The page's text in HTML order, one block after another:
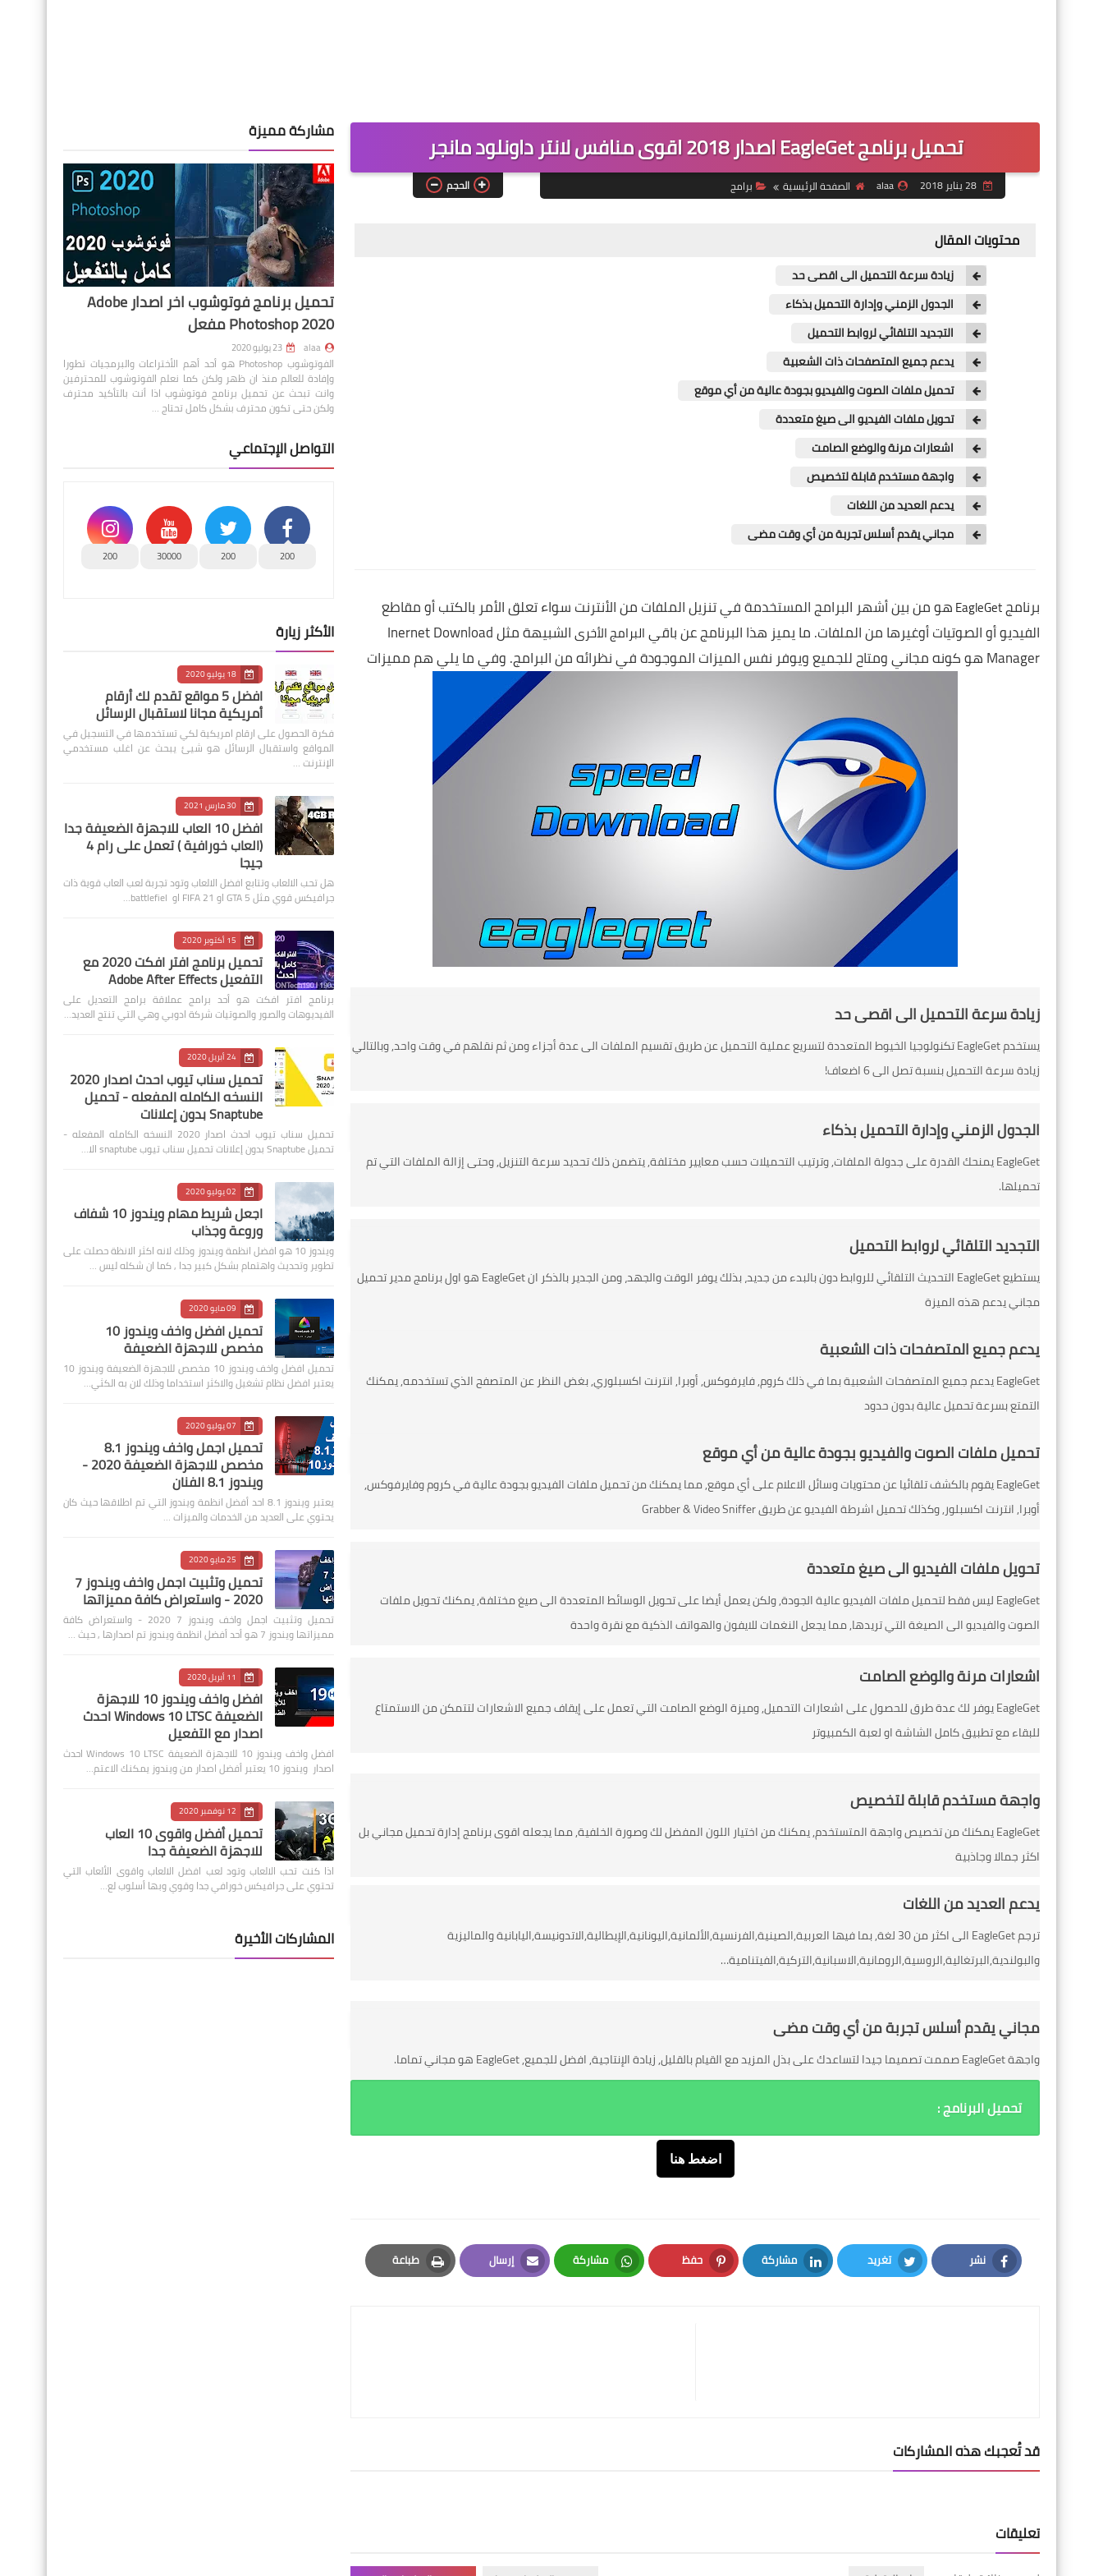
تحميل برنامج EagleGet اصدار 2018 اقوى منافس لانتر داونلود مانجر
alaa الصفحة الرئيسية برامج الحجم
محتويات المقال
زيادة سرعة التحميل الى اقصى حد
الجدول الزمني وإدارة التحميل بذكاء
التجديد التلقائي لروابط التحميل
يدعم جميع المتصفحات ذات الشعبية
تحميل ملفات الصوت والفيديو بجودة عالية من أي موقع
تحويل ملفات الفيديو الى صيغ متعددة
اشعارات مرنة والوضع الصامت
واجهة مستخدم قابلة لتخصيص
يدعم العديد من اللغات
مجاني يقدم أسلس تجربة من أي وقت مضى
برنامجEagleGetهو من بين أشهر البرامج المستخدمة في تنزيل الملفات من الأنترنت سواء تعلق الأمر بالكتب أو مقاطع
الفيديو أو الصوتيات أوغيرها من الملفات. ما يميز هذا البرنامج عن باقيالبرامج الأخرى
الشبيهة مثل Inernet Download
Manager هو كونه مجاني ومتاح للجميع ويوفر نفس الميزات الموجودة في نظرائه من البرامج. وفي ما يلي هم مميزات
زيادة سرعة التحميل الى اقصى حد
يستخدم EagleGet تكنولوجيا الخيوط المتعددة لتسريع عملية التحميل عن طريق تقسيم الملفات الى عدة أجزاء ومن ثم نقلهم في وقت واحد, وبالتالي
زيادة سرعة التحميل بنسبة تصل الى 6 اضعاف!
الجدول الزمني وإدارة التحميل بذكاء
EagleGet يمنحك القدرة على جدولة الملفات, وترتيب التحميلات حسب معايير مختلفة, يتضمن ذلك تحديد سرعة التنزيل, وحتى إزالة الملفات التي تم
تحميلها.
التجديد التلقائي لروابط التحميل
يستطيع EagleGet التحديث التلقائي للروابط دون بالبدء من جديد، بذلك يوفر الوقت والجهد، ومن الجدير بالذكر ان EagleGet هو اول برنامج مدير تحميل
مجاني يدعم هذه الميزة
يدعم جميع المتصفحات ذات الشعبية
EagleGet يدعم جميع المتصفحات الشعبية بما في ذلك كروم, فايرفوكس, أوبرا, انترنت اكسبلوري, بغض النظر عن المتصفح الذي تستخدمه, يمكنك
التمتع بسرعة تحميل عالية بدون حدود
تحميل ملفات الصوت والفيديو بجودة عالية من أي موقع
EagleGet يقوم بالكشف تلقائيا عن محتويات وسائل الاعلام على أي موقع, مما يمكنك من تحميل ملفات الفيديو بجودة عالية في كروم وفايرفوكس,
أوبرا, انترنت اكسبلور, وكذلك تحميل اشرطة الفيديو عن طريق Grabber & Video Sniffer
تحويل ملفات الفيديو الى صيغ متعددة
EagleGet ليس فقط لتحميل ملفات الفيديو عالية الجودة, ولكن يعمل أيضا على تحويل الوسائط المتعددة الى صيغ مختلفة, يمكنك تحويل ملفات
الصوت والفيديو الى الصيغة التي تريدها, مما يجعل النغمات للايفون والهواتف الذكية مع نقرة واحدة
اشعارات مرنة والوضع الصامت
EagleGet يوفر لك عدة طرق للحصول على اشعارات التحميل, وميزة الوضع الصامت التي تعمل على إيقاف جميع الاشعارات لتتمكن من الاستمتاع
للبقاء مع تطبيق كامل الشاشة او لعبة الكمبيوتر
واجهة مستخدم قابلة لتخصيص
EagleGet يمكنك من تخصيص واجهة المتستخدم, يمكنك من اختيار اللون المفضل لك وصورة الخلفية, مما يجعله اقوى برنامج إدارة تحميل مجاني بل
اكثر جمالا وجاذبية
يدعم العديد من اللغات
ترجم EagleGet الى اكثر من 30 لغة, بما فيها العربية,الصينية,الفرنسية,الألمانية,اليونانية,الإيطالية,الاتدونيسة,اليابانية والماليزية
والبولندية,البرتغالية,الروسية,الرومانية,الاسبانية,التركية,الفيتنامية…
مجاني يقدم أسلس تجربة من أي وقت مضى
واجهة EagleGet صممت تصميما جيدا لتساعدك على بذل المزيد مع القيام بالقليل, زيادة الإنتاجية, افضل للجميع, EagleGet هو مجاني تماما.
تحميل البرنامج :
اضغط هنا
نشر
Facebook
تغريد
Twitter
مشاركة
LinkedIn
حفظ
Pinterest
مشاركة
Whatsapp
إرسال
Email
طباعة
Print
قد تُعجبك هذه المشاركات
تعليقات
مشاركة مميزة
تحميل برنامج فوتوشوب اخر اصدار Adobe
Photoshop 2020 مفعل
alaa 23 يوليو 2020
الفوتوشوب Photoshop هو أحد أهم الأختراعات والبرمجيات تطورا
وإفادة للعالم منذ ان ظهر ولكن كما نعلم الفوتوشوب للمحترفين
وانت تبحث عن تحميل برنامج فوتوشوب اذا أنت بالتأكيد محترف
ولكن حتى تكون محترف بشكل كامل تحتاج …
التواصل الإجتماعي
200
200
30000
200
الأكثر زيارة
18 يوليو 2020
افضل 5 مواقع تقدم لك أرقام
أمريكية مجانا لاستقبال الرسائل
فكرة الحصول على ارقام امريكية لكي تستخدمها في التسجيل في
المواقع واستقبال الرسائل هو شيئ يبحث عن اغلب مستخدمي
الإنترنت …
30 مارس 2021
افضل 10 العاب للاجهزة الضعيفة جدا
(العاب خورافية ) تعمل على رام 4
جيجا
هل تحب الالعاب وتتابع افضل الالعاب وتود تجربة لعب العاب قوية ذات
جرافيكس قوي مثل GTA 5 او FIFA 21 او battlefiel…
15 أكتوبر 2020
تحميل برنامج افتر افكت 2020 مع
التفعيل Adobe After Effects
برنامج افتر افكت هو أحد برامج عملاقة برامج التعديل على
الفيديوهات والصور والصوتيات شركة ادوبي وهي التي تنتج العديد…
24 أبريل 2020
تحميل سناب تيوب احدث اصدار 2020
النسخه الكامله المفعله - تحميل
Snaptube بدون إعلانات
تحميل سناب تيوب احدث اصدار 2020 النسخه الكامله المفعله -
تحميل Snaptube بدون إعلانات تحميل سناب تيوب snaptube الا…
02 يوليو 2020
اجعل شريط مهام ويندوز 10 شفاف
وروعة وجذاب
ويندوز 10 هو افضل انظمة ويندوز وذلك لانه اكثر الانظة حصلت على
تطوير وتحديث واهتمام بشكل كبير جدا , كما ان شكله ليس …
09 مايو 2020
تحميل افضل واخف ويندوز 10
مخصص للاجهزة الضعيفة
تحميل افضل واخف ويندوز 10 مخصص للاجهزة الضعيفة ويندوز 10
يعتبر افضل نظام تشغيل والاكثر استخداما وذلك لان به الكثي…
07 يوليو 2020
تحميل اجمل واخف ويندوز 8.1
مخصص للاجهزة الضعيفة 2020 -
ويندوز 8.1 الفنان
يعتبر ويندوز 8.1 احد أفضل انظمة ويندوز التي تم اطلاقها حيث كان
يحتوي على العديد من الخدمات والميزات …
25 مايو 2020
تحميل وتثبيت اجمل واخف ويندوز 7
2020 - واستعراض كافة مميزاتها
تحميل وتثبيت اجمل واخف ويندوز 7 2020 - واستعراض كافة
مميزاتها ويندوز 7 هو أحد أفضل انظمة ويندوز تم اصدارها , حيث …
11 أبريل 2020
افضل واخف ويندوز 10 للاجهزة
الضعيفة Windows 10 LTSC احدث
اصدار مع التفعيل
افضل واخف ويندوز 10 للاجهزة الضعيفة Windows 10 LTSC احدث
اصدار ويندوز 10 يعتبر أفضل اصدار من ويندوز يمكنك الاعتم…
12 نوفمبر 2020
تحميل أفضل واقوى 10 العاب
للاجهزة الضعيفة جدا
اذا كنت تحب الالعاب وتود لعب افضل الالعاب واقوى الألعاب التي
تحتوي على جرافيكس خورافي جدا وقوي وبها أسلوب لع…
المشاركات الأخيرة